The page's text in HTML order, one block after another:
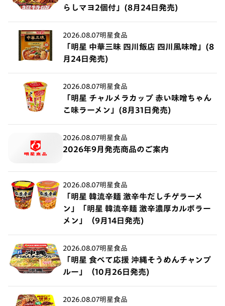
らしマヨ2個付」(8月24日発売)
2026.08.07明星食品
「明星 中華三昧 四川飯店 四川風味噌」(8
月24日発売)
2026.08.07明星食品
「明星 チャルメラカップ 赤い味噌ちゃん
こ味ラーメン」(8月31日発売)
2026.08.07明星食品
2026年9月発売商品のご案内
2026.08.07明星食品
「明星 韓流辛麺 激辛牛だしチゲラーメ
ン」「明星 韓流辛麺 激辛濃厚カルボラー
メン」（9月14日発売)
2026.08.07明星食品
「明星 食べて応援 沖縄そうめんチャンプ
ルー」（10月26日発売)
2026.08.07明星食品